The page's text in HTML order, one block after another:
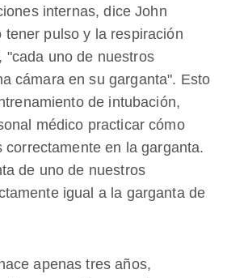
internas, dice John
tener pulso y la respiración
"cada uno de nuestros
cámara en su garganta". Esto
de intubación,
médico practicar cómo
correctamente en la garganta.
de uno de nuestros
igual a la garganta de
apenas tres años,